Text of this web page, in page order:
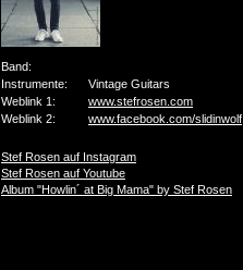
Band:
Instrumente:
Vintage Guitars
Weblink 1:
www.stefrosen.com
Weblink 2:
www.facebook.com/slidinwolf
Stef Rosen auf Instagram
Stef Rosen auf Youtube
Album "Howlin´ at Big Mama" by Stef Rosen